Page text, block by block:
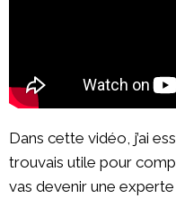
Dans cette vidéo, j’ai
trouvais utile pour
vas devenir une experte